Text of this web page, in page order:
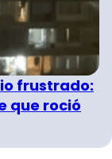
frustrado:
que roció